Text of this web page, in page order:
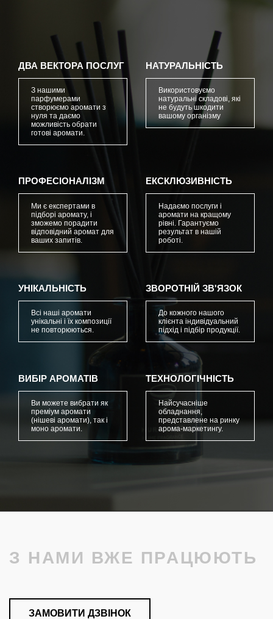
ДВА ВЕКТОРА ПОСЛУГ
З нашими
парфумерами
створюємо аромати з
нуля та даємо
можливість обрати
готові аромати.
НАТУРАЛЬНІСТЬ
Використовуємо
натуральні складові, які
не будуть шкодити
вашому організму
ПРОФЕСІОНАЛІЗМ
Ми є експертами в
підборі аромату, і
зможемо порадити
відповідний аромат для
ваших запитів.
ЕКСКЛЮЗИВНІСТЬ
Надаємо послуги і
аромати на кращому
рівні. Гарантуємо
результат в нашій
роботі.
УНІКАЛЬНІСТЬ
Всі наші аромати
унікальні і їх композиції
не повторюються.
ЗВОРОТНІЙ ЗВ'ЯЗОК
До кожного нашого
клієнта індивідуальний
підхід і підбір продукції.
ВИБІР АРОМАТІВ
Ви можете вибрати як
преміум аромати
(нішеві аромати), так і
моно аромати.
ТЕХНОЛОГІЧНІСТЬ
Найсучасніше
обладнання,
представлене на ринку
арома-маркетингу.
З НАМИ ВЖЕ ПРАЦЮЮТЬ
ЗАМОВИТИ ДЗВІНОК